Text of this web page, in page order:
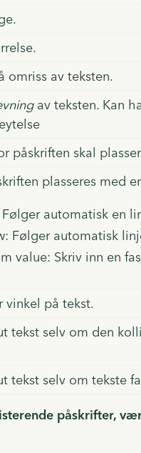
omriss av teksten.
av teksten. Kan
påskriften skal
plasseres med
automatisk en
Følger automatisk
value: Skriv inn en
vinkel på tekst.
tekst selv om den
tekst selv om tekste
påskrifter,